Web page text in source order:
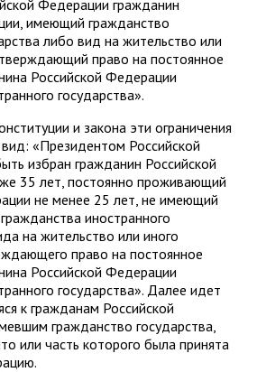
Федерации гражданин
имеющий гражданство
либо вид на жительство или
право на постоянное
Российской Федерации
государства».
и закона эти ограничения
«Президентом Российской
избран гражданин Российской
35 лет, постоянно проживающий
не менее 25 лет, не имеющий
иностранного
на жительство или иного
право на постоянное
Российской Федерации
государства». Далее идет
к гражданам Российской
гражданство государства,
или часть которого была принята